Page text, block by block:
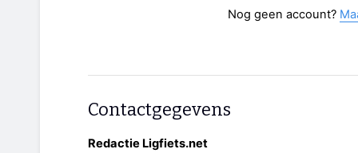
Nog geen account?
Contactgegevens
Redactie Ligfiets.net